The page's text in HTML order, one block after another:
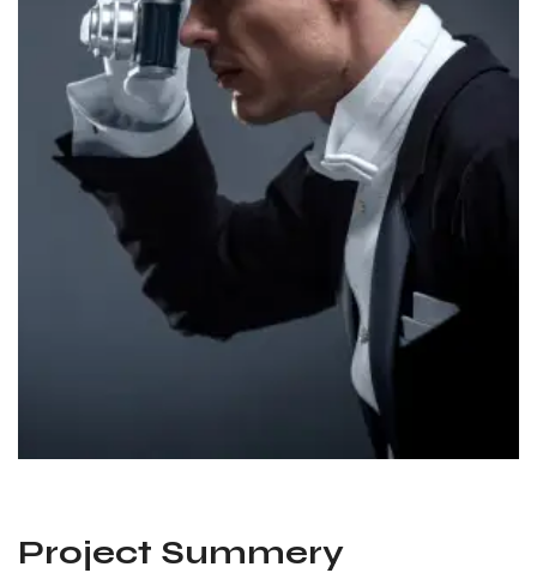
Project Summery